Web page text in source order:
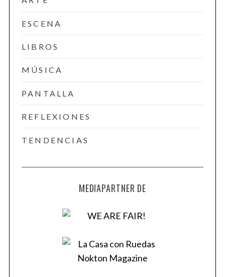
ESCENA
LIBROS
MÚSICA
PANTALLA
REFLEXIONES
TENDENCIAS
MEDIAPARTNER DE